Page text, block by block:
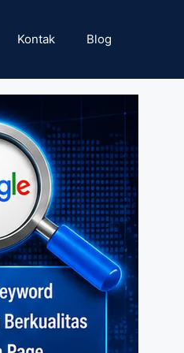
Kontak Blog